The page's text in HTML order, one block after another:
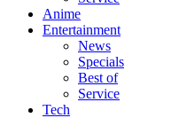
Anime
Entertainment
News
Specials
Best of
Service
Tech